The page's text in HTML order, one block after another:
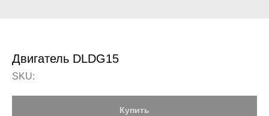
Двигатель DLDG15
SKU:
Купить